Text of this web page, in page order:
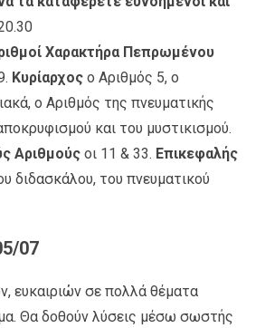
Χαρακτήρα Πεπρωμένου
Κυρίαρχος ο Αριθμός 5, ο
ο Αριθμός της πνευματικής
και του μυστικισμού.
Αριθμούς οι 11 & 33. Επικεφαλής
διδασκάλου, του πνευματικού
07
ευκαιριών σε πολλά θέματα
Θα δοθούν λύσεις μέσω σωστής